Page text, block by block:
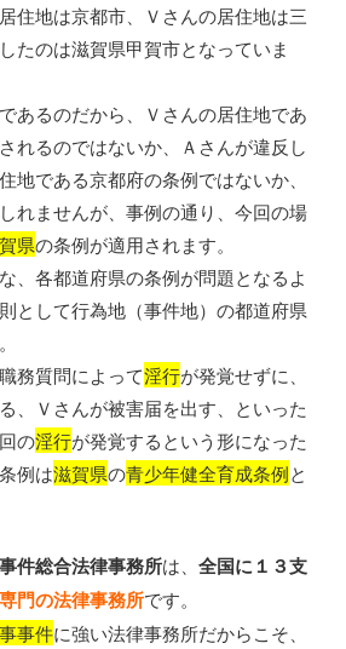
住地は京都市、Ｖさんの居住地は三
たのは滋賀県甲賀市となっていま
あるのだから、Ｖさんの居住地であ
れるのではないか、Ａさんが違反し
地である京都府の条例ではないか、
れませんが、事例の通り、今回の場
県の条例が適用されます。
、各都道府県の条例が問題となるよ
として行為地（事件地）の都道府県
務質問によって淫行が発覚せずに、
、Ｖさんが被害届を出す、といった
の淫行が発覚するという形になった
例は滋賀県の青少年健全育成条例と
件総合法律事務所は、全国に１３支
門の法律事務所です。
事件に強い法律事務所だからこそ、